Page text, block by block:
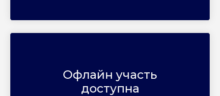
Офлайн участь
доступна